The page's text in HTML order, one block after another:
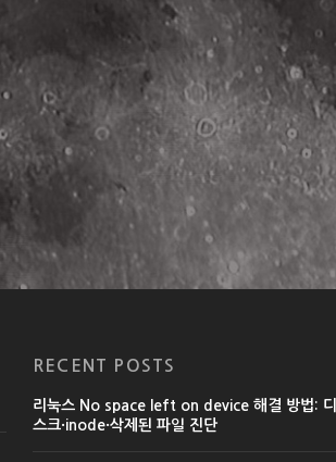
RECENT POSTS
리눅스 No space left on device 해결 방법: 디
스크·inode·삭제된 파일 진단